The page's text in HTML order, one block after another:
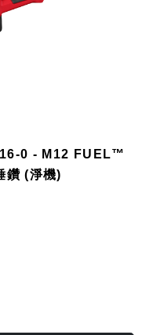
0 - M12 FUEL™
鑽 (淨機)